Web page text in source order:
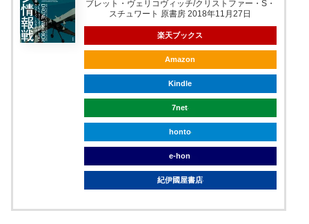
ブレット・ヴェリコヴィッチ/クリストファー・S・
スチュワート 原書房 2018年11月27日
楽天ブックス
Amazon
Kindle
7net
honto
e-hon
紀伊國屋書店